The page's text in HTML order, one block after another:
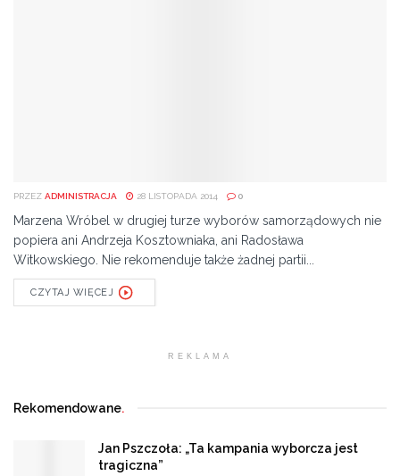
PRZEZ ADMINISTRACJA 28 LISTOPADA 2014 0
Marzena Wróbel w drugiej turze wyborów samorządowych nie
popiera ani Andrzeja Kosztowniaka, ani Radosława
Witkowskiego. Nie rekomenduje także żadnej partii...
CZYTAJ WIĘCEJ
REKLAMA
Rekomendowane.
Jan Pszczoła: „Ta kampania wyborcza jest
tragiczna”